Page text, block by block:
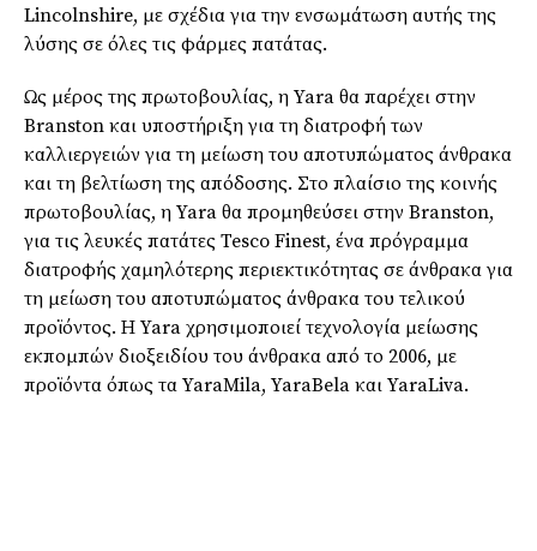
Lincolnshire, με σχέδια για την ενσωμάτωση αυτής της
λύσης σε όλες τις φάρμες πατάτας.
Ως μέρος της πρωτοβουλίας, η Yara θα παρέχει στην
Branston και υποστήριξη για τη διατροφή των
καλλιεργειών για τη μείωση του αποτυπώματος άνθρακα
και τη βελτίωση της απόδοσης. Στο πλαίσιο της κοινής
πρωτοβουλίας, η Yara θα προμηθεύσει στην Branston,
για τις λευκές πατάτες Tesco Finest, ένα πρόγραμμα
διατροφής χαμηλότερης περιεκτικότητας σε άνθρακα για
τη μείωση του αποτυπώματος άνθρακα του τελικού
προϊόντος. Η Yara χρησιμοποιεί τεχνολογία μείωσης
εκπομπών διοξειδίου του άνθρακα από το 2006, με
προϊόντα όπως τα YaraMila, YaraBela και YaraLiva.